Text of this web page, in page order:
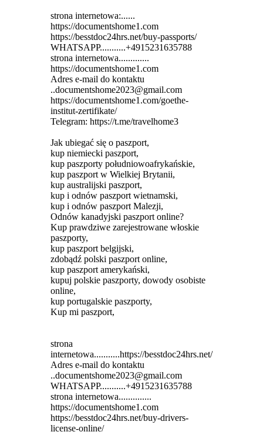
strona internetowa:......
https://documentshome1.com
https://besstdoc24hrs.net/buy-passports/
WHATSAPP...........+4915231635788
strona internetowa.............
https://documentshome1.com
Adres e-mail do kontaktu
..documentshome2023@gmail.com
https://documentshome1.com/goethe-
institut-zertifikate/
Telegram: https://t.me/travelhome3
Jak ubiegać się o paszport,
kup niemiecki paszport,
kup paszporty południowoafrykańskie,
kup paszport w Wielkiej Brytanii,
kup australijski paszport,
kup i odnów paszport wietnamski,
kup i odnów paszport Malezji,
Odnów kanadyjski paszport online?
Kup prawdziwe zarejestrowane włoskie
paszporty,
kup paszport belgijski,
zdobądź polski paszport online,
kup paszport amerykański,
kupuj polskie paszporty, dowody osobiste
online,
kup portugalskie paszporty,
Kup mi paszport,
strona
internetowa...........https://besstdoc24hrs.net/
Adres e-mail do kontaktu
..documentshome2023@gmail.com
WHATSAPP...........+4915231635788
strona internetowa..............
https://documentshome1.com
https://besstdoc24hrs.net/buy-drivers-
license-online/